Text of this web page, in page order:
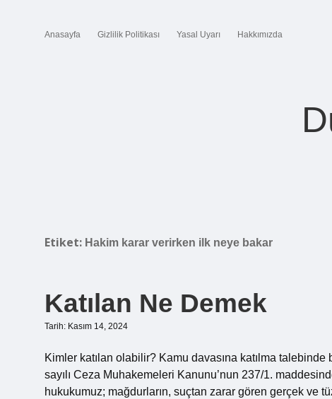
Anasayfa Gizlilik Politikası Yasal Uyarı Hakkımızda
Etiket: Hakim karar verirken ilk neye bakar
Katılan Ne Demek
Tarih: Kasım 14, 2024
Kimler katılan olabilir? Kamu davasına katılma
sayılı Ceza Muhakemeleri Kanunu’nun 237/1.
hukukumuz; mağdurların, suçtan zarar gören gerçek ve